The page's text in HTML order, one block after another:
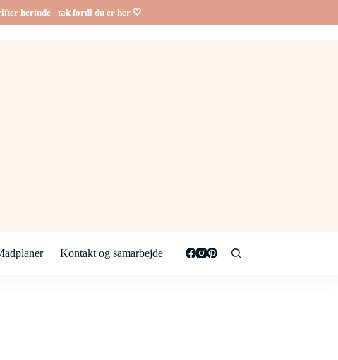
herinde - tak fordi du er her 🤍
Kontakt og samarbejde